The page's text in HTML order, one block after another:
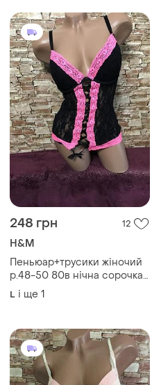
248 грн 12
H&M
Пеньюар+трусики жіночий
р.48-50 80в нічна сорочка
ліф пуш-ап на кісточках
L і ще 1